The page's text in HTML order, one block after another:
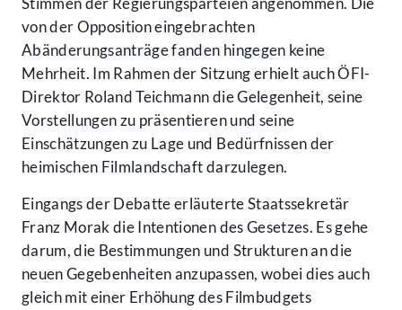
von der Opposition eingebrachten
Abänderungsanträge fanden hingegen keine
Mehrheit. Im Rahmen der Sitzung erhielt auch ÖFI-
Direktor Roland Teichmann die Gelegenheit, seine
Vorstellungen zu präsentieren und seine
Einschätzungen zu Lage und Bedürfnissen der
heimischen Filmlandschaft darzulegen.
Eingangs der Debatte erläuterte Staatssekretär
Franz Morak die Intentionen des Gesetzes. Es gehe
darum, die Bestimmungen und Strukturen an die
neuen Gegebenheiten anzupassen, wobei dies auch
gleich mit einer Erhöhung des Filmbudgets